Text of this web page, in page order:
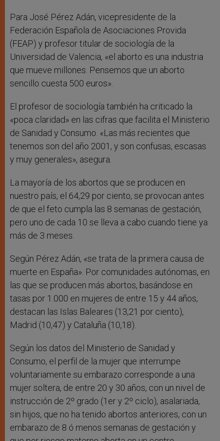
Para José Pérez Adán, vicepresidente de la
Federación Española de Asociaciones Provida
(FEAP) y profesor titular de sociología de la
Universidad de Valencia, «el aborto es una industria
que mueve millones. Pensemos que un aborto
sencillo cuesta 500 euros».
El profesor de sociología también ha criticado la
«poca claridad» en las cifras que facilita el Ministerio
de Sanidad y Consumo. «Las más recientes que
tenemos son del año 2001, y son confusas, escasas
y muy generales», asegura.
La mayoría de los abortos que se producen en
nuestro país, el 64,29 por ciento, se provocan antes
de que el feto cumpla las 8 semanas de gestación,
pero uno de cada 10 se lleva a cabo cuando tiene ya
más de 3 meses.
Según Pérez Adán, «se trata de la primera causa de
muerte en España». Por comunidades autónomas, en
las que se producen más abortos, basándose en
tasas por 1.000 en mujeres de entre 15 y 44 años,
destacan las Islas Baleares (13,21 por ciento),
Madrid (10,47) y Cataluña (10,18).
Según los datos del Ministerio de Sanidad y
Consumo, el perfil de la mujer que interrumpe
voluntariamente su embarazo corresponde a una
mujer soltera, de entre 20 y 30 años, con un nivel de
instrucción de 2º grado (1er y 2º ciclo), asalariada,
sin hijos, que no ha tenido abortos anteriores, con un
embarazo de 8 ó menos semanas de gestación y